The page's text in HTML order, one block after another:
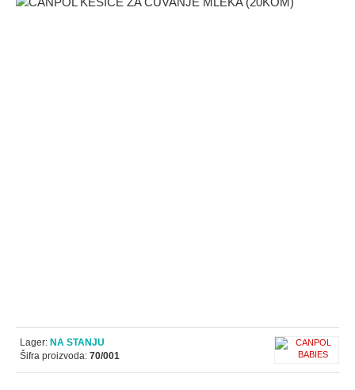
Lager: NA STANJU
Šifra proizvoda: 70/001